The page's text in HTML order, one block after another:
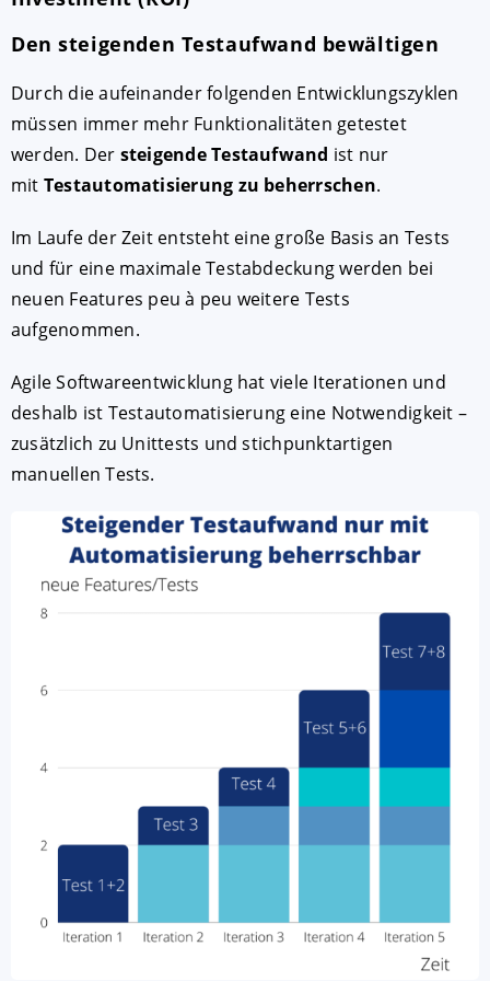
Den steigenden Testaufwand bewältigen
Durch die aufeinander folgenden Entwicklungszyklen
müssen immer mehr Funktionalitäten getestet
werden. Der steigende Testaufwand ist nur
mit Testautomatisierung zu beherrschen.
Im Laufe der Zeit entsteht eine große Basis an Tests
und für eine maximale Testabdeckung werden bei
neuen Features peu à peu weitere Tests
aufgenommen.
Agile Softwareentwicklung hat viele Iterationen und
deshalb ist Testautomatisierung eine Notwendigkeit –
zusätzlich zu Unittests und stichpunktartigen
manuellen Tests.